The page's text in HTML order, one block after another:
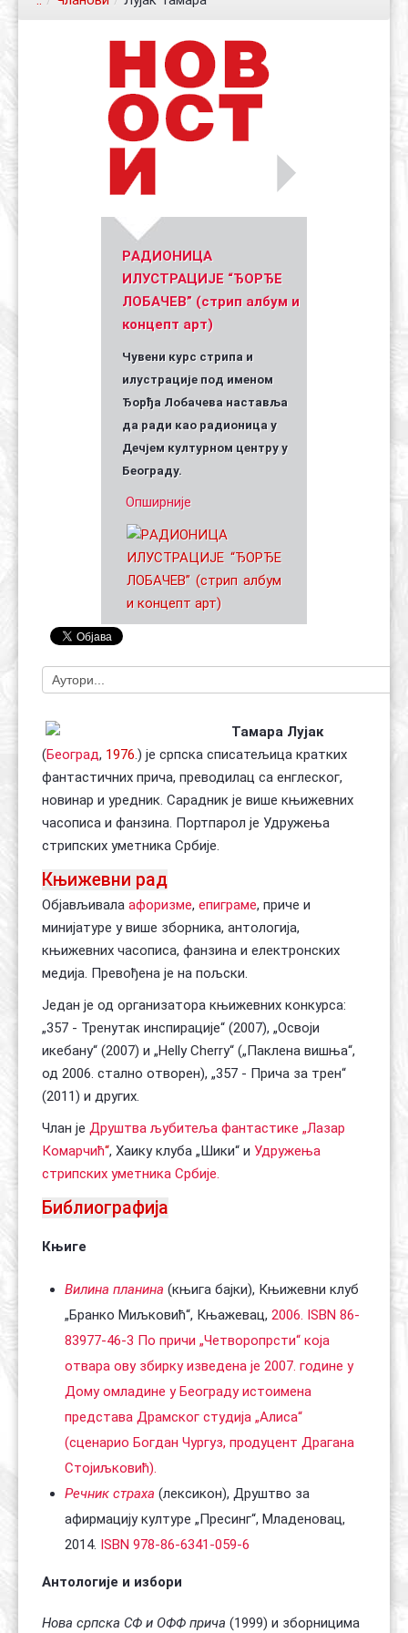
Уметник стрипа и духа Геза Шетет
(Биографија и стрипографија)
PАДИОНИЦА
ИЛУСТРАЦИЈЕ “ЂОРЂЕ
ЛОБАЧЕВ” (стрип албум и
концепт арт)
Чувени курс стрипа и
илустрације под именом
Ђорђа Лобачева наставља
да ради као радионица у
Дечјем културном центру у
Београду.
Опширније
Тамара Лујак
(Београд, 1976.) је српска списатељица кратких
фантастичних прича, преводилац са енглеског,
новинар и уредник. Сарадник је више књижевних
часописа и фанзина. Портпарол је Удружења
стрипских уметника Србије.
Књижевни рад
Објављивала афоризме, епиграме, приче и
минијатуре у више зборника, антологија,
књижевних часописа, фанзина и електронских
медија. Превођена је на пољски.
Један је од организатора књижевних конкурса:
„357 - Тренутак инспирације“ (2007), „Освоји
икебану“ (2007) и „Helly Cherry“ („Паклена вишња“,
од 2006. стално отворен), „357 - Прича за трен“
(2011) и других.
Члан је Друштва љубитеља фантастике „Лазар
Комарчић“, Хаику клуба „Шики“ и Удружења
стрипских уметника Србије.
Библиографија
Књиге
Вилина планина (књига бајки), Књижевни клуб
„Бранко Миљковић“, Књажевац, 2006. ISBN 86-
83977-46-3 По причи „Четворопрсти“ која
отвара ову збирку изведена је 2007. године у
Дому омладине у Београду истоимена
представа Драмског студија „Алиса“
(сценарио Богдан Чургуз, продуцент Драгана
Стојиљковић).
Речник страха (лексикон), Друштво за
афирмацију културе „Пресинг“, Младеновац,
2014. ISBN 978-86-6341-059-6
Антологије и избори
Нова српска СФ и ОФФ прича (1999) и зборницима